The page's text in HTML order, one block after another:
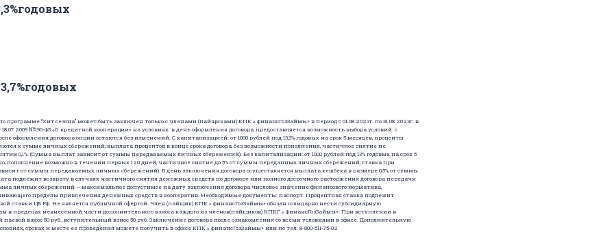
“Хит сезона” может быть заключен только с членами (пайщиками) КПК « ФинансГозЗаймы» в период с 01.08.2023г. по 31.08.2023г. в
№190-ФЗ «О кредитной кооперации» на условиях: в день оформления договора, предоставляется возможность выбора условий: с
оформления договора опции остаются без изменений. С капитализацией: от 1000 рублей под 13,3% годовых на срок 5 месяцев, проценты
к сумме личных сбережений, выплата процентов в конце срока договора, без возможности пополнения, частичное снятие не
0,1%. (Сумма выплат зависит от суммы передаваемых личных сбережений). Без капитализации: от 1000 рублей под 13% годовых на срок 5
пополнение возможно в течении первых 120 дней, частичное снятие до 5% от суммы переданных личных сбережений, ставка при
от суммы передаваемых личных сбережений). В день заключения договора осуществляется выплата кешбека в размере 0,5% от суммы
подлежит возврату в случаях частичного снятия денежных средств по договору или полного досрочного расторжения договора передачи
личных сбережений — максимальное допустимое на дату заключения договора числовое значение финансового норматива,
пределы привлечения денежных средств в кооператив. Необходимые документы: паспорт. Процентная ставка подлежит
ставки ЦБ РФ. Не является публичной офертой. Член (пайщик) КПК « ФинансГозЗаймы» обязан солидарно нести субсидиарную
в пределах невнесенной части дополнительного взноса каждого из членов(пайщиков) КПКГ « ФинансГозЗаймы». При вступлении в
взнос 50 руб., вступительный взнос 50 руб. Заключение договора после ознакомления со всеми условиями в офисе. Дополнительную
сроках и месте ее проведения можете получить в офисе КПК « ФинансГозЗаймы» или по тел. 8-800-511-75-02